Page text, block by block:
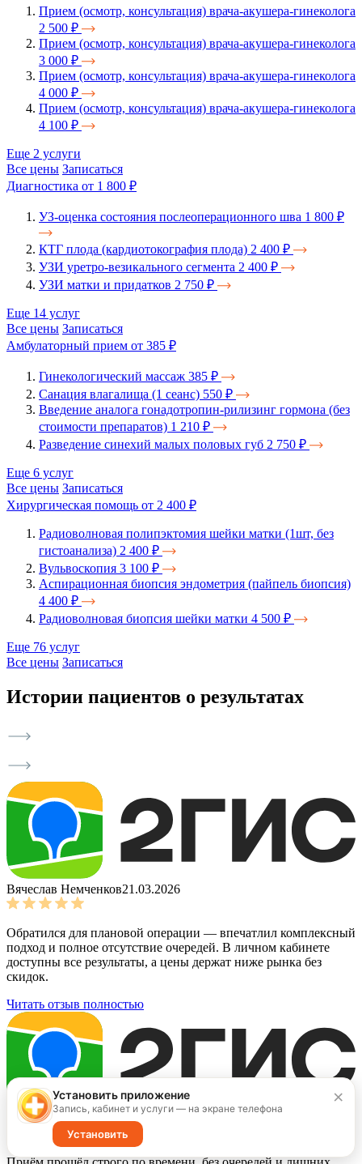
Прием (осмотр, консультация) врача-акушера-гинеколога
2 500 ₽
Прием (осмотр, консультация) врача-акушера-гинеколога
3 000 ₽
Прием (осмотр, консультация) врача-акушера-гинеколога
4 000 ₽
Прием (осмотр, консультация) врача-акушера-гинеколога
4 100 ₽
Еще 2 услуги
Все цены Записаться
Диагностика от 1 800 ₽
УЗ-оценка состояния послеоперационного шва 1 800 ₽
КТГ плода (кардиотокография плода) 2 400 ₽
УЗИ уретро-везикального сегмента 2 400 ₽
УЗИ матки и придатков 2 750 ₽
Еще 14 услуг
Все цены Записаться
Амбулаторный прием от 385 ₽
Гинекологический массаж 385 ₽
Санация влагалища (1 сеанс) 550 ₽
Введение аналога гонадотропин-рилизинг гормона (без
стоимости препаратов) 1 210 ₽
Разведение синехий малых половых губ 2 750 ₽
Еще 6 услуг
Все цены Записаться
Хирургическая помощь от 2 400 ₽
Радиоволновая полипэктомия шейки матки (1шт, без
гистоанализа) 2 400 ₽
Вульвоскопия 3 100 ₽
Аспирационная биопсия эндометрия (пайпель биопсия)
4 400 ₽
Радиоволновая биопсия шейки матки 4 500 ₽
Еще 76 услуг
Все цены Записаться
Истории пациентов о результатах
Вячеслав Немченков21.03.2026
Обратился для плановой операции — впечатлил комплексный
подход и полное отсутствие очередей. В личном кабинете
доступны все результаты, а цены держат ниже рынка без
скидок.
Читать отзыв полностью
Богдан Ярилов17.03.2026
Установить приложение
Запись, кабинет и услуги — на экране телефона
Установить
×